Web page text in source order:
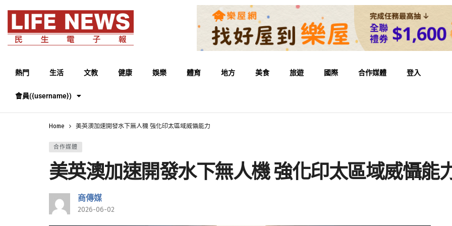
熱門 生活 文教 健康 娛樂 體育 地方 美食 旅遊 國際 合作媒體 登入
會員({username})
Home 美英澳加速開發水下無人機 強化印太區域威懾能力
合作媒體
美英澳加速開發水下無人機 強化印太區域威懾能
商傳媒
2026-06-02